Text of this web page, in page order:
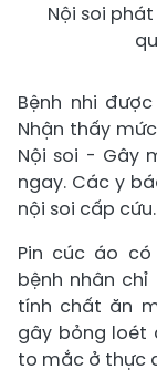
Nội soi
Bệnh nhi
Nhận thấy
Nội soi - Gây
ngay. Các y
nội soi cấp cứu.
Pin cúc áo
bệnh nhân
tính chất ăn
gây bỏng loét
to mắc ở thực